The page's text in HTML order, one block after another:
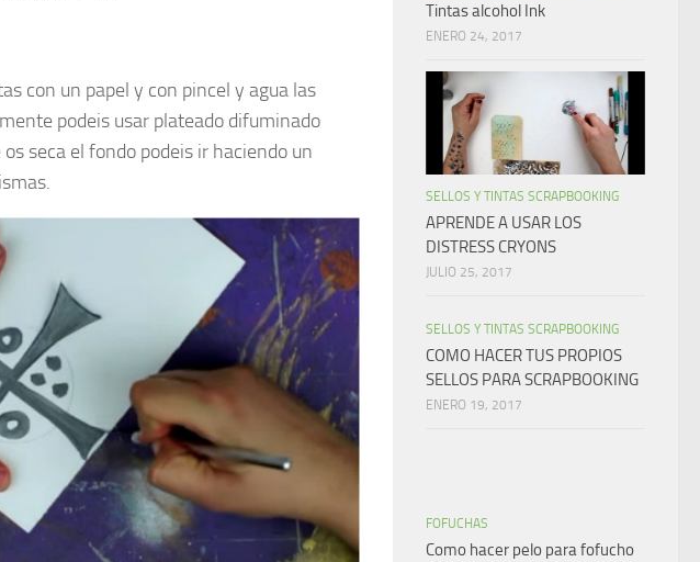
con un papel y con pincel y agua las
podeis usar plateado difuminado
seca el fondo podeis ir haciendo un
Tintas alcohol Ink
ENERO 24, 2017
SELLOS Y TINTAS SCRAPBOOKING
APRENDE A USAR LOS
DISTRESS CRYONS
JULIO 25, 2017
SELLOS Y TINTAS SCRAPBOOKING
COMO HACER TUS PROPIOS
SELLOS PARA SCRAPBOOKING
ENERO 19, 2017
FOFUCHAS
Como hacer pelo para fofucho